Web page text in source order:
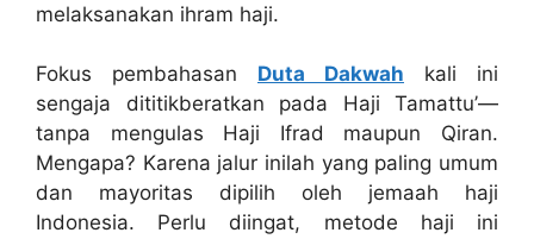
melaksanakan ihram haji.
Fokus pembahasan Duta Dakwah kali ini
sengaja dititikberatkan pada Haji Tamattu’—
tanpa mengulas Haji Ifrad maupun Qiran.
Mengapa? Karena jalur inilah yang paling umum
dan mayoritas dipilih oleh jemaah haji
Indonesia. Perlu diingat, metode haji ini